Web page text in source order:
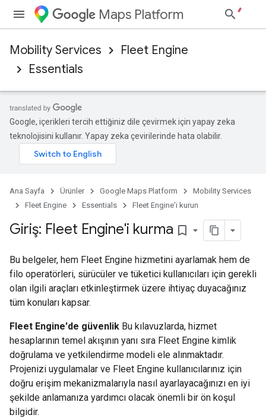
Maps Platform
Mobility Services
Fleet Engine
Essentials
Google, içerikleri tercih ettiğiniz dile çevirmek için yapay zeka
teknolojisini kullanır. Yapay zeka çevirilerinde hata olabilir.
Ana Sayfa Ürünler Google Maps Platform
Mobility Services
Fleet Engine
Essentials Fleet Engine'i kurun
Giriş: Fleet Engine'i kurma bookmark_border
Bu belgeler, hem Fleet Engine hizmetini ayarlamak hem de
filo operatörleri, sürücüler ve tüketici kullanıcıları için gerekli
olan ilgili araçları etkinleştirmek üzere ihtiyaç duyacağınız
tüm konuları kapsar.
Fleet Engine'de güvenlik Bu kılavuzlarda, hizmet
hesaplarının temel akışının yanı sıra Fleet Engine kimlik
doğrulama ve yetkilendirme modeli ele alınmaktadır.
Projenizi uygulamalar ve Fleet Engine kullanıcılarınız için
doğru erişim mekanizmalarıyla nasıl ayarlayacağınızı en iyi
şekilde anlamanıza yardımcı olacak önemli bir ön koşul
bilgidir.